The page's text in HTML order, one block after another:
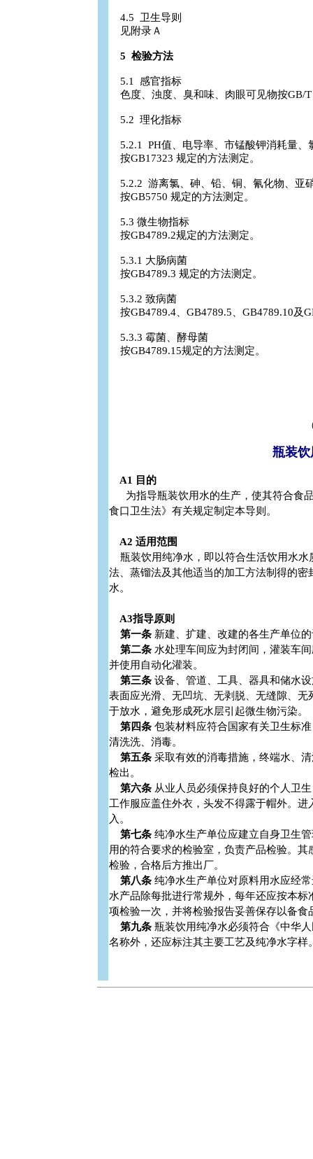
4.5 卫生导则
见附录Ａ
5 检验方法
5.1 感官指标
色度、浊度、臭和味、肉眼可见物按GB/
5.2 理化指标
5.2.1 PH值、电导率、市锰酸钾消耗量、
按GB17323 规定的方法测定。
5.2.2 游离氯、砷、铅、铜、氰化物、亚
按GB5750 规定的方法测定。
5.3 微生物指标
按GB4789.2规定的方法测定。
5.3.1 大肠病菌
按GB4789.3 规定的方法测定。
5.3.2 致病菌
按GB4789.4、GB4789.5、GB4789.10及
5.3.3 霉菌、酵母菌
按GB4789.15规定的方法测定。
瓶装
A1 目的
为指导瓶装饮用水的生产，使其符合食
食口卫生法》有关规定制定本导则。
A2 适用范围
瓶装饮用纯净水，即以符合生活饮用水水
法、蒸镏法及其他适当的加工方法制得的
水。
A3指导原则
第一条 新建、扩建、改建的各生产单位
第二条 水处理车间应为封闭间，灌装车
并使用自动化灌装。
第三条 设备、管道、工具、器具和储水
表面应光滑、无凹坑、无剥脱、无缝隙、
于放水，避免形成死水层引起微生物污染。
第四条 包装材料应符合国家有关卫生标
清洗洗、消毒。
第五条 采取有效的消毒措施，终端水、
检出。
第六条 从业人员必须保持良好的个人卫
工作服应盖住外衣，头发不得露于帽外。
入。
第七条 纯净水生产单位应建立自身卫生
用的符合要求的检验室，负责产品检验。
检验，合格后方推出厂。
第八条 纯净水生产单位对原料用水应经
水产品除每批进行常规外，每年还应按本
项检验一次，并将检验报告妥善保存以备食
第九条 瓶装饮用纯净水必须符合《中华
名称外，还应标注其主要工艺及纯净水字